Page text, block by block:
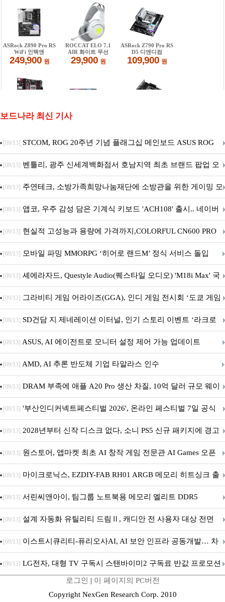
보드나라 최신 기사
[09/13] STCOM, ROG 20주년 기념 플래그십 메인보드 ASUS ROG
Crosshair X870E EDITION 20 국내 출시 예정
[09/13] 벤틀리, 광주 신세계백화점서 호남지역 최초 브랜드 팝업 오
픈
[09/13] 주연테크, 소방가족희망나눔재단에 소방관을 위한 게이밍 모
니터·스마트 펫 침대 기부
[09/13] 앱코, 우주 감성 담은 기계식 키보드 'ACH108' 출시.. 네이버
브랜드데이 기획전 진행
[09/13] 현실적 고성능과 용량에 가격까지,COLORFUL CN600 PRO
M.2 NVMe 디앤디컴 1TB
[09/13] 모바일 파밍 MMORPG ‘히어로 랜드M’ 정식 서비스 돌입
[09/13] 셰에라자드, Questyle Audio(퀘스타일 오디오) 'M18i Max' 국
내 정식 출시
[09/13] 그라비티 게임 어라이즈(GGA), 인디 게임 전시회 ‘도쿄 게임
던전 13’ 참가!
[09/13] SD건담 지 제네레이션 이터널, 인기 스토리 이벤트 ‘라크로
아의 용사’ 재개최 및 풍성한 기념 이벤트 실시!
[09/13] ASUS, AI 에이전트로 모니터 설정 제어 가능 업데이트
[09/13] AMD, AI 추론 반도체 기업 타알라스 인수
[09/13] DRAM 부족에 애플 A20 Pro 생산 차질, 10억 달러 규모 웨이
퍼 대기
[09/13] '부산인디커넥트페스티벌 2026', 온라인 페스티벌 7일 공식
개막... 22일간 진행
[09/13] 2028년부터 신작 디스크 없다, 소니 PS5 신규 패키지에 경고
문 추가
[09/13] 원스토어, 앱마켓 최초 AI 창작 게임 전문관 AI Games 오픈
[09/13] 마이크로닉스, EZDIY-FAB RH01 ARGB 메모리 히트싱크 출
시
[09/13] 서린씨앤아이, 팀그룹 노트북용 메모리 엘리트 DDR5
5600MHz 16GB 출시
[09/13] 설계 자동화 유틸리티 드림Ⅱ, 캐디안 전 사용자 대상 전면
무상 배포
[09/13] 이스트시큐리티-퓨리오사AI, AI 보안 인프라 공동개발… 차
세대 AI 보안 플랫폼 구축
[09/13] LG전자, 대형 TV 구독시 스탠바이미2 구독료 반값 프로모션
로그인 | 이 페이지의 PC버전
Copyright NexGen Research Corp. 2010